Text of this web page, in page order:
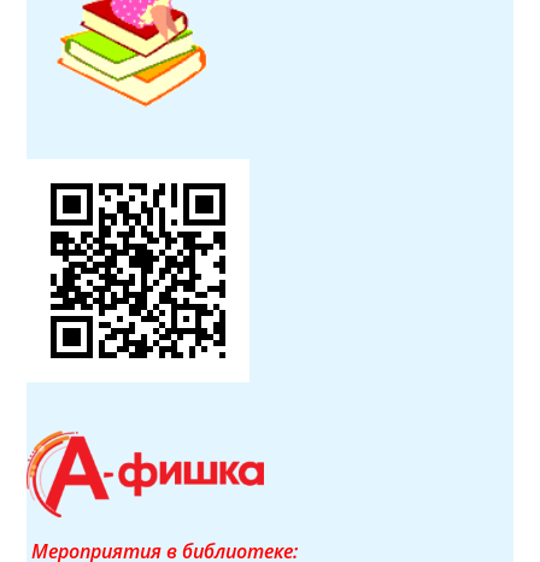
Мероприятия в библиотеке: